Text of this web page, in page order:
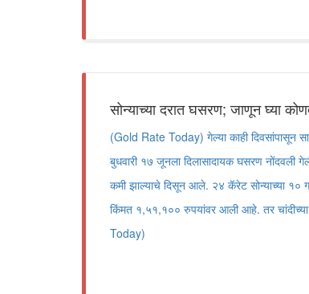
सोन्याच्या दरात घसरण; जाणून घ्या
(Gold Rate Today) गेल्या काही दिवसांपासून
बुधवारी १७ जूनला दिलासादायक घसरण नोंदवली
कमी झाल्याचे दिसून आले. २४ कॅरेट सोन्याच्या १०
किंमत १,५१,१०० रुपयांवर आली आहे. तर
Today)